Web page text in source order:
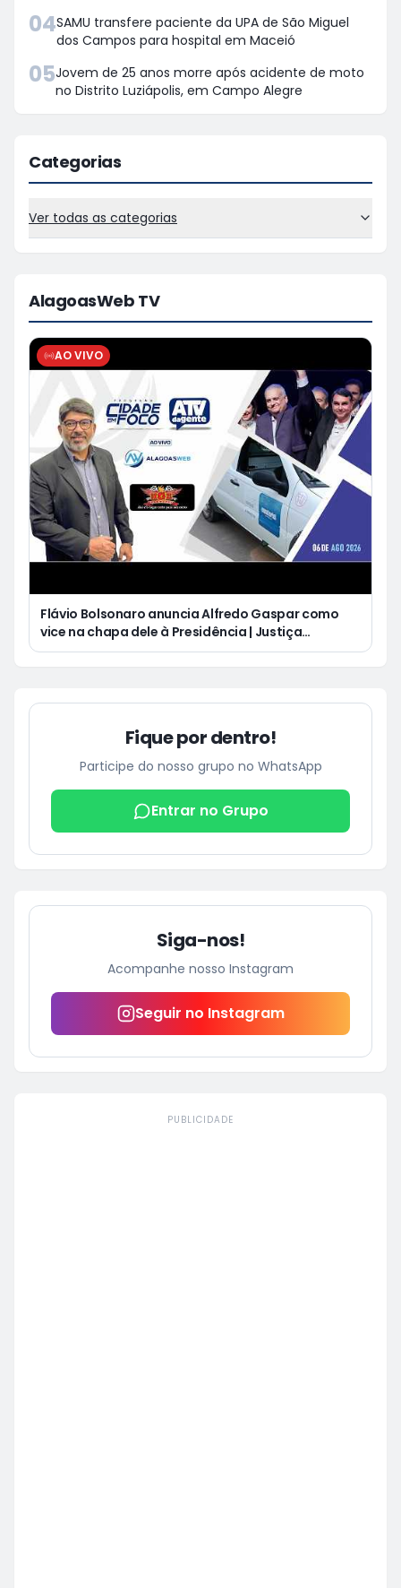
04SAMU transfere paciente da UPA de São Miguel
dos Campos para hospital em Maceió
05Jovem de 25 anos morre após acidente de moto
no Distrito Luziápolis, em Campo Alegre
Categorias
Ver todas as categorias
AlagoasWeb TV
AO VIVO
Flávio Bolsonaro anuncia Alfredo Gaspar como
vice na chapa dele à Presidência | Justiça
condena Equatorial a pagar R$ 3 mil a cliente que
Fique por dentro!
Participe do nosso grupo no WhatsApp
Entrar no Grupo
Siga-nos!
Acompanhe nosso Instagram
Seguir no Instagram
PUBLICIDADE